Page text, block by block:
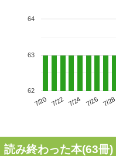
7/20 7/22 7/24 7/26 7/28
62
63
64
読み終わった本(63冊)